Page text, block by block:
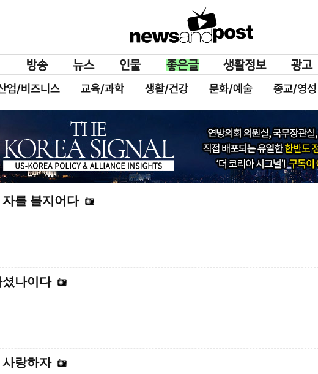
업/비즈니스 교육/과학 생활/건강 문화/예술 종교/영성
를 볼지어다
나이다
랑하자